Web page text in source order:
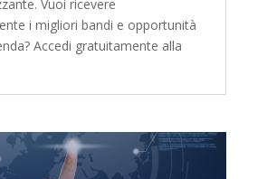
Vuoi ricevere
i migliori bandi e opportunità
Accedi gratuitamente alla